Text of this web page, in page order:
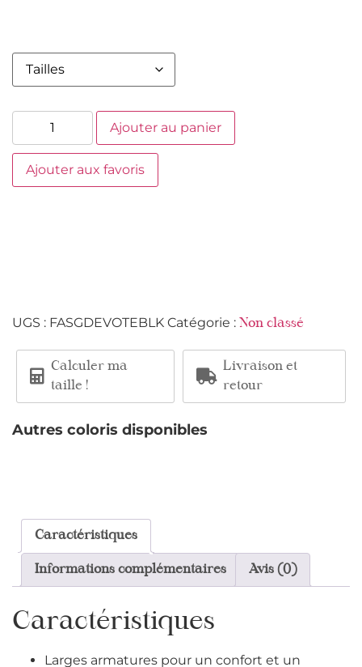
Ajouter au panier
Ajouter aux favoris
UGS : FASGDEVOTEBLK Catégorie : Non classé
Calculer ma
taille !
Livraison et
retour
Autres coloris disponibles
Caractéristiques
Informations complémentaires Avis (0)
Caractéristiques
Larges armatures pour un confort et un